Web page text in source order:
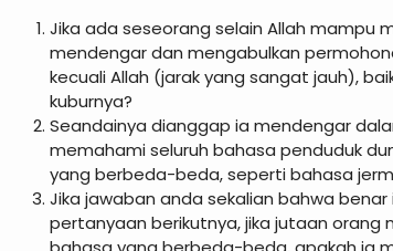
Jika ada seseorang selain Allah mampu
mendengar dan mengabulkan
kecuali Allah (jarak yang sangat jauh),
kuburnya?
Seandainya dianggap ia mendengar
memahami seluruh bahasa penduduk
yang berbeda-beda, seperti bahasa
Jika jawaban anda sekalian bahwa
pertanyaan berikutnya, jika jutaan